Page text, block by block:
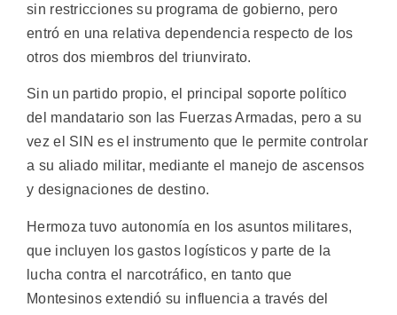
sin restricciones su programa de gobierno, pero
entró en una relativa dependencia respecto de los
otros dos miembros del triunvirato.
Sin un partido propio, el principal soporte político
del mandatario son las Fuerzas Armadas, pero a su
vez el SIN es el instrumento que le permite controlar
a su aliado militar, mediante el manejo de ascensos
y designaciones de destino.
Hermoza tuvo autonomía en los asuntos militares,
que incluyen los gastos logísticos y parte de la
lucha contra el narcotráfico, en tanto que
Montesinos extendió su influencia a través del